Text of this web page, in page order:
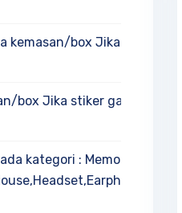
kemasan/box Jika stiker
box Jika stiker garansi
kategori : Memory